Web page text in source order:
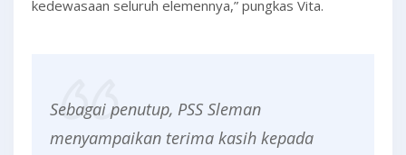
kedewasaan seluruh elemennya,” pungkas Vita.
Sebagai penutup, PSS Sleman
menyampaikan terima kasih kepada